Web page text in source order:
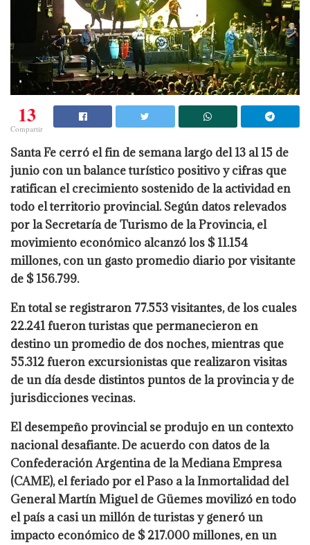
13
Compartir
Santa Fe cerró el fin de semana largo del 13 al 15 de
junio con un balance turístico positivo y cifras que
ratifican el crecimiento sostenido de la actividad en
todo el territorio provincial. Según datos relevados
por la Secretaría de Turismo de la Provincia, el
movimiento económico alcanzó los $ 11.154
millones, con un gasto promedio diario por visitante
de $ 156.799.
En total se registraron 77.553 visitantes, de los cuales
22.241 fueron turistas que permanecieron en
destino un promedio de dos noches, mientras que
55.312 fueron excursionistas que realizaron visitas
de un día desde distintos puntos de la provincia y de
jurisdicciones vecinas.
El desempeño provincial se produjo en un contexto
nacional desafiante. De acuerdo con datos de la
Confederación Argentina de la Mediana Empresa
(CAME), el feriado por el Paso a la Inmortalidad del
General Martín Miguel de Güemes movilizó en todo
el país a casi un millón de turistas y generó un
impacto económico de $ 217.000 millones, en un